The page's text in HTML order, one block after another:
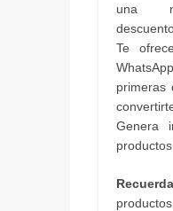
una
Te
primeras
Genera